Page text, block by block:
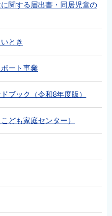
関する届出書・同居児童の
とき
ート事業
ブック（令和8年度版）
ども家庭センター）